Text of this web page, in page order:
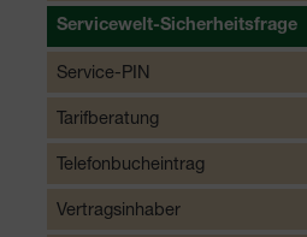
Servicewelt-Sicherheitsfrage
Service-PIN
Tarifberatung
Telefonbucheintrag
Vertragsinhaber